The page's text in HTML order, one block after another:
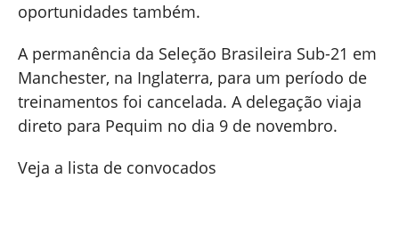
oportunidades também.
A permanência da Seleção Brasileira Sub-21 em
Manchester, na Inglaterra, para um período de
treinamentos foi cancelada. A delegação viaja
direto para Pequim no dia 9 de novembro.
Veja a lista de convocados